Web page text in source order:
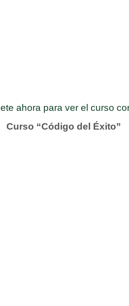
ahora para ver el curso
Curso “Código del Éxito”